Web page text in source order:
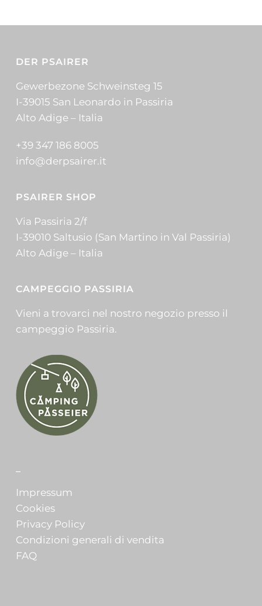
DER PSAIRER
Gewerbezone Schweinsteg 15
I-39015 San Leonardo in Passiria
Alto Adige – Italia
+39 347 186 8005
info@derpsairer.it
PSAIRER SHOP
Via Passiria 2/f
I-39010 Saltusio (San Martino in Val Passiria)
Alto Adige – Italia
CAMPEGGIO PASSIRIA
Vieni a trovarci nel nostro negozio presso il
campeggio Passiria.
Impressum
Cookies
Privacy Policy
Condizioni generali di vendita
FAQ